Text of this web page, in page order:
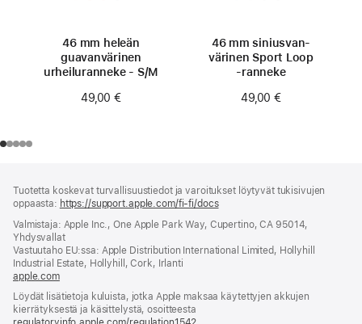
46 mm heleän
guavan­värinen
urheiluranneke - S/M
49,00 €
46 mm siniusvan­
värinen Sport Loop
‑ranneke
49,00 €
Tuotetta koskevat turvallisuustiedot ja varoitukset löytyvät tukisivujen
oppaasta: https://support.apple.com/fi-fi/docs(avautuu
ikkunaan)
Valmistaja: Apple Inc., One Apple Park Way, Cupertino, CA 95014,
Yhdysvallat
Vastuutaho EU:ssa: Apple Distribution International Limited, Hollyhill
Industrial Estate, Hollyhill, Cork, Irlanti
apple.com(avautuu
uuteen
ikkunaan)
Löydät lisätietoja kuluista, jotka Apple maksaa käytettyjen akkujen
kierrätyksestä ja käsittelystä, osoitteesta